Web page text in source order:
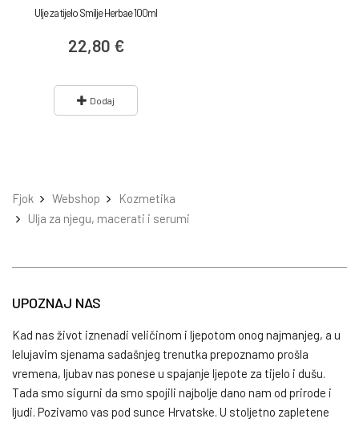
Ulje za tijelo Smilje Herbae 100ml
22,80 €
Dodaj
Fjok Webshop
Kozmetika
Ulja za njegu, macerati i serumi
UPOZNAJ NAS
Kad nas život iznenadi veličinom i ljepotom onog najmanjeg, a u
lelujavim sjenama sadašnjeg trenutka prepoznamo prošla
vremena, ljubav nas ponese u spajanje ljepote za tijelo i dušu.
Tada smo sigurni da smo spojili najbolje dano nam od prirode i
ljudi. Pozivamo vas pod sunce Hrvatske. U stoljetno zapletene